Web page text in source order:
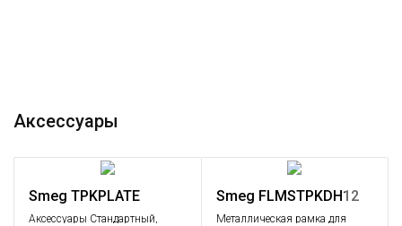
Аксессуары
Smeg TPKPLATE
Аксессуары Стандартный,
Smeg FLMSTPKDH12
Металлическая рамка для